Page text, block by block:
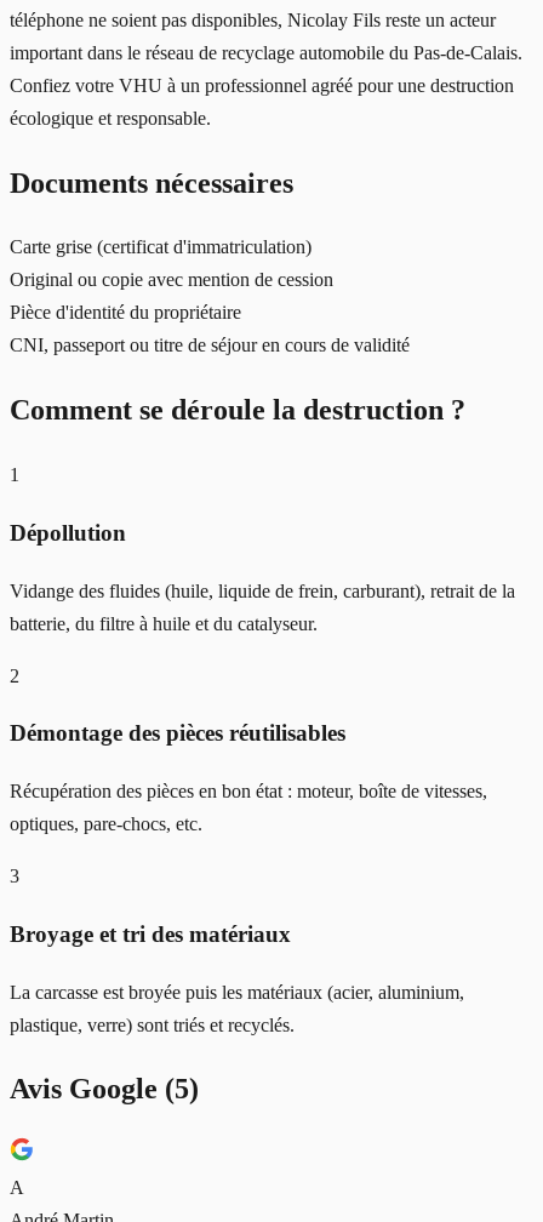
téléphone ne soient pas disponibles, Nicolay Fils reste un acteur
important dans le réseau de recyclage automobile du Pas-de-Calais.
Confiez votre VHU à un professionnel agréé pour une destruction
écologique et responsable.
Documents nécessaires
Carte grise (certificat d'immatriculation)
Original ou copie avec mention de cession
Pièce d'identité du propriétaire
CNI, passeport ou titre de séjour en cours de validité
Comment se déroule la destruction ?
1
Dépollution
Vidange des fluides (huile, liquide de frein, carburant), retrait de la
batterie, du filtre à huile et du catalyseur.
2
Démontage des pièces réutilisables
Récupération des pièces en bon état : moteur, boîte de vitesses,
optiques, pare-chocs, etc.
3
Broyage et tri des matériaux
La carcasse est broyée puis les matériaux (acier, aluminium,
plastique, verre) sont triés et recyclés.
Avis Google (5)
A